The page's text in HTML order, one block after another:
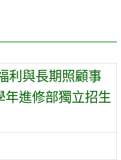
利與長期照顧事
進修部獨立招生